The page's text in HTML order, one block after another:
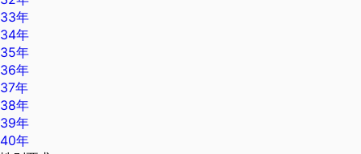
33年
34年
35年
36年
37年
38年
39年
40年